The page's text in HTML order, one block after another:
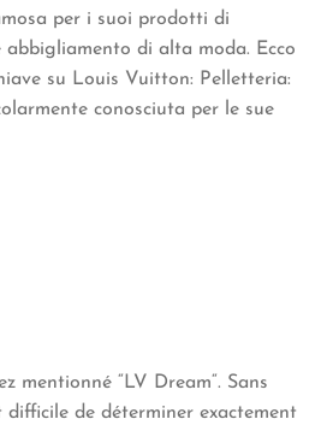
per i suoi prodotti di
abbigliamento di alta moda. Ecco
su Louis Vuitton: Pelletteria:
conosciuta per le sue
mentionné “LV Dream“. Sans
difficile de déterminer exactement